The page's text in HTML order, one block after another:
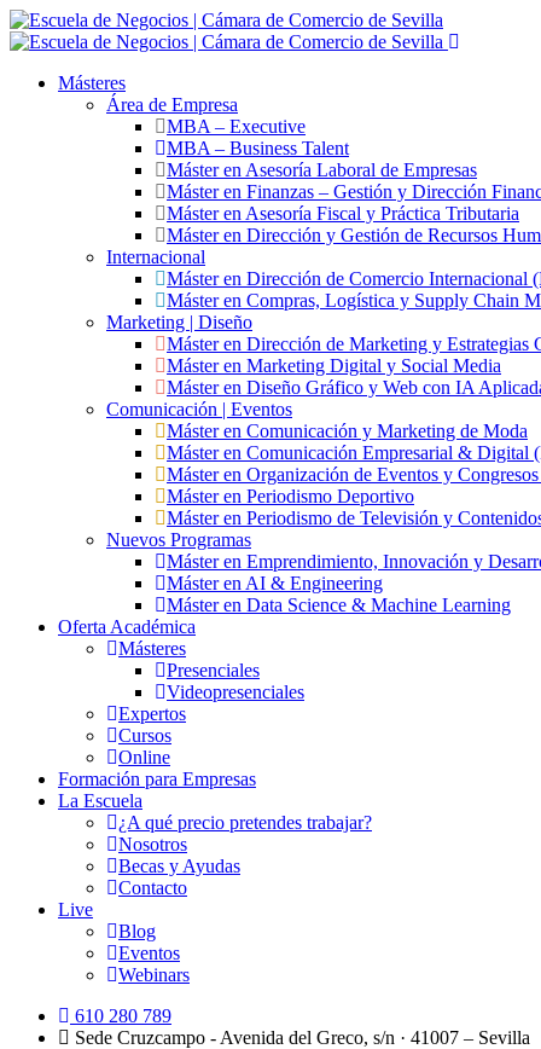
Másteres
Área de Empresa
MBA – Executive
MBA – Business Talent
Máster en Asesoría Laboral de Empresas
Máster en Finanzas – Gestión y Dirección
Máster en Asesoría Fiscal y Práctica Tributaria
Máster en Dirección y Gestión de Recursos
Internacional
Máster en Dirección de Comercio Internacional
Máster en Compras, Logística y Supply Chain
Marketing | Diseño
Máster en Dirección de Marketing y Estrategias
Máster en Marketing Digital y Social Media
Máster en Diseño Gráfico y Web con IA
Comunicación | Eventos
Máster en Comunicación y Marketing de Moda
Máster en Comunicación Empresarial & Digital
Máster en Organización de Eventos y
Máster en Periodismo Deportivo
Máster en Periodismo de Televisión y
Nuevos Programas
Máster en Emprendimiento, Innovación y
Máster en AI & Engineering
Máster en Data Science & Machine Learning
Oferta Académica
Másteres
Presenciales
Videopresenciales
Expertos
Cursos
Online
Formación para Empresas
La Escuela
¿A qué precio pretendes trabajar?
Nosotros
Becas y Ayudas
Contacto
Live
Blog
Eventos
Webinars
610 280 789
Sede Cruzcampo - Avenida del Greco, s/n · 41007 – Sevilla